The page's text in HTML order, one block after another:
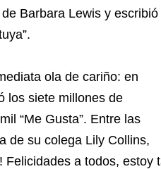
de Barbara Lewis y escribió
ola de cariño: en
los siete millones de
“Me Gusta”. Entre las
de su colega Lily Collins,
Felicidades a todos, estoy